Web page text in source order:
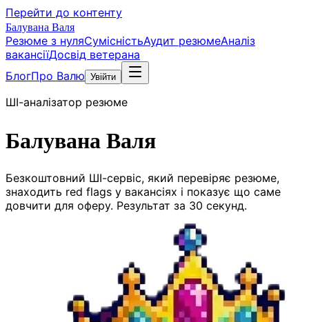
Перейти до контенту
Балувана Валя
Резюме з нуляСумісністьАудит резюмеАналіз
вакансіїДосвід ветерана
БлогПро Валю Увійти
ШІ-аналізатор резюме
Балувана Валя
Безкоштовний ШІ-сервіс, який перевіряє резюме,
знаходить red flags у вакансіях і показує що саме
довчити для оферу. Результат за 30 секунд.